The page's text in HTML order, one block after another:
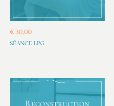
€30,00
SÉANCE LPG